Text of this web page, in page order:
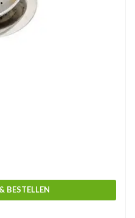
BESTELLEN